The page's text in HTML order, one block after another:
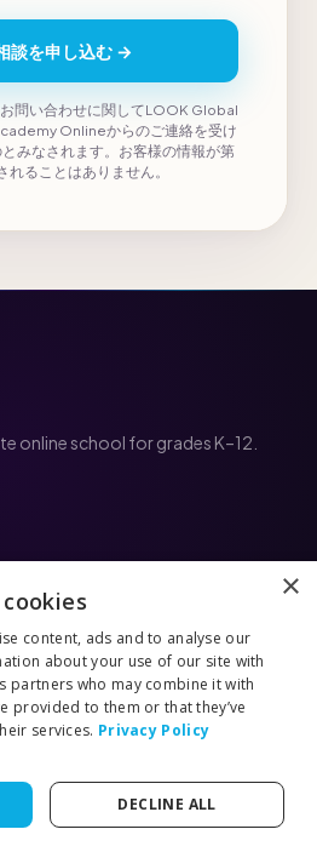
談を申し込む →
問い合わせに関してLOOK Global
Onlineからのご連絡を受け
みなされます。お客様の情報が第
れることはありません。
online school for grades K–12.
×
content, ads and to analyse our
about your use of our site with
partners who may combine it with
provided to them or that they’ve
services. Privacy Policy
DECLINE ALL